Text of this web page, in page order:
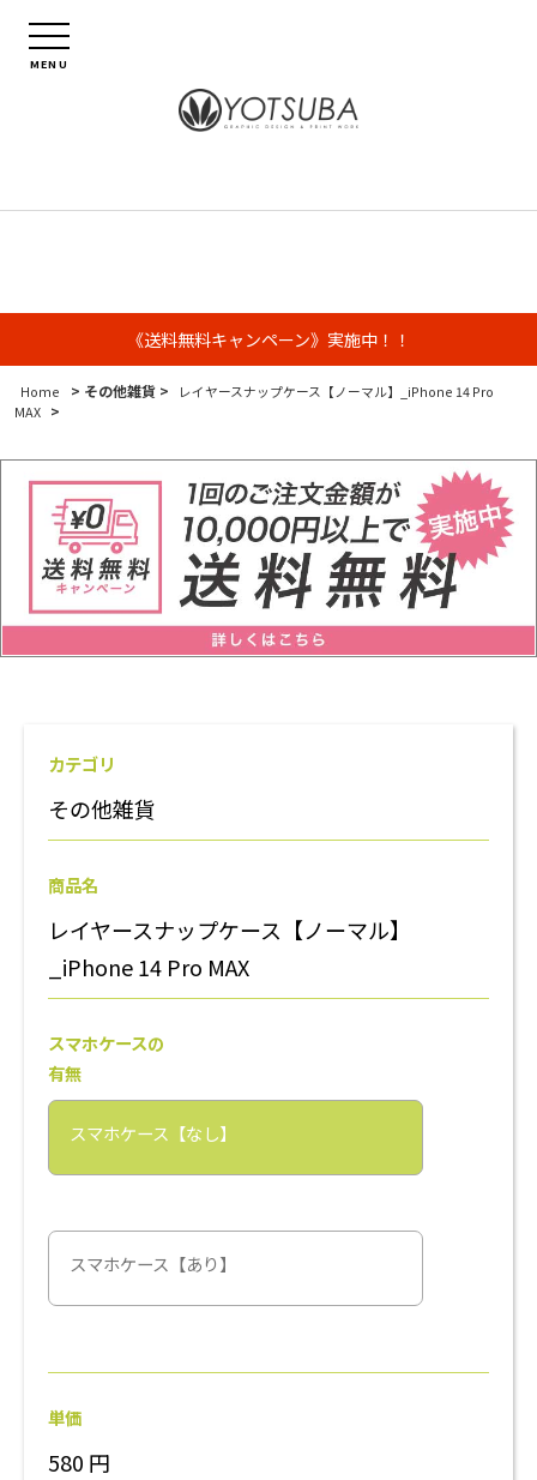
MENU
《送料無料キャンペーン》実施中！！
Home > その他雑貨 >
レイヤースナップケース【ノーマル】_iPhone 14 Pro
MAX >
カテゴリ
その他雑貨
商品名
レイヤースナップケース【ノーマル】
_iPhone 14 Pro MAX
スマホケースの
有無
スマホケース【なし】
スマホケース【あり】
単価
580 円